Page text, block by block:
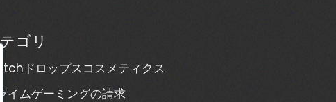
ゴリ
ドロップスコスメティクス
ライムゲーミングの請求